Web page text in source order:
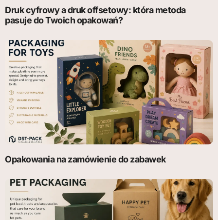
Druk cyfrowy a druk offsetowy: która metoda
pasuje do Twoich opakowań?
Opakowania na zamówienie do zabawek